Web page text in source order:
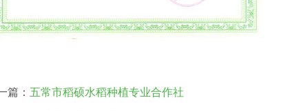
篇： 五常市稻硕水稻种植专业合作社